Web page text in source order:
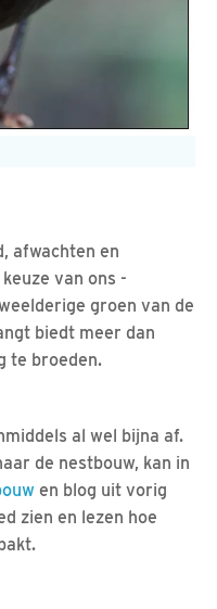
afwachten en
van ons -
groen van de
biedt meer dan
te broeden.
al wel bijna af.
de nestbouw, kan in
en blog uit vorig
zien en lezen hoe